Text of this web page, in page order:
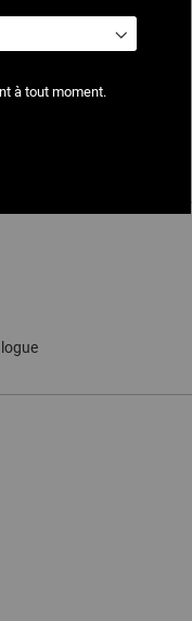
à tout moment.